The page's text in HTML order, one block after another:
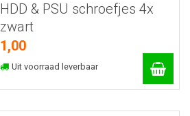
HDD & PSU schroefjes 4x
zwart
1,00
Uit voorraad leverbaar